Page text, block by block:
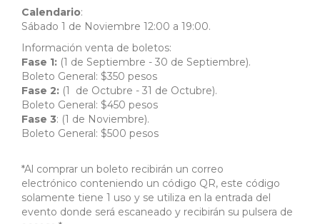
Calendario:
Sábado 1 de Noviembre 12:00 a 19:00.
Información venta de boletos:
Fase 1: (1 de Septiembre - 30 de Septiembre).
Boleto General: $350 pesos
Fase 2: (1 de Octubre - 31 de Octubre).
Boleto General: $450 pesos
Fase 3: (1 de Noviembre).
Boleto General: $500 pesos
*Al comprar un boleto recibirán un correo
electrónico conteniendo un código QR, este código
solamente tiene 1 uso y se utiliza en la entrada del
evento donde será escaneado y recibirán su pulsera de